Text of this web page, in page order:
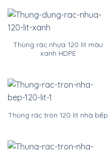
Thùng rác nhựa 120 lít màu
xanh HDPE
Thùng rác tròn 120 lít nhà bếp